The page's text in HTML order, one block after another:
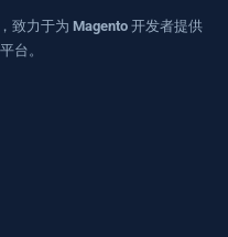
致力于为 Magento 开发者提供
台。